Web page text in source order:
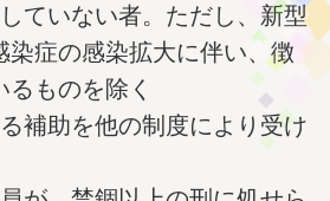
ていない者。ただし、新型
染症の感染拡大に伴い、徴
ものを除く
補助を他の制度により受け